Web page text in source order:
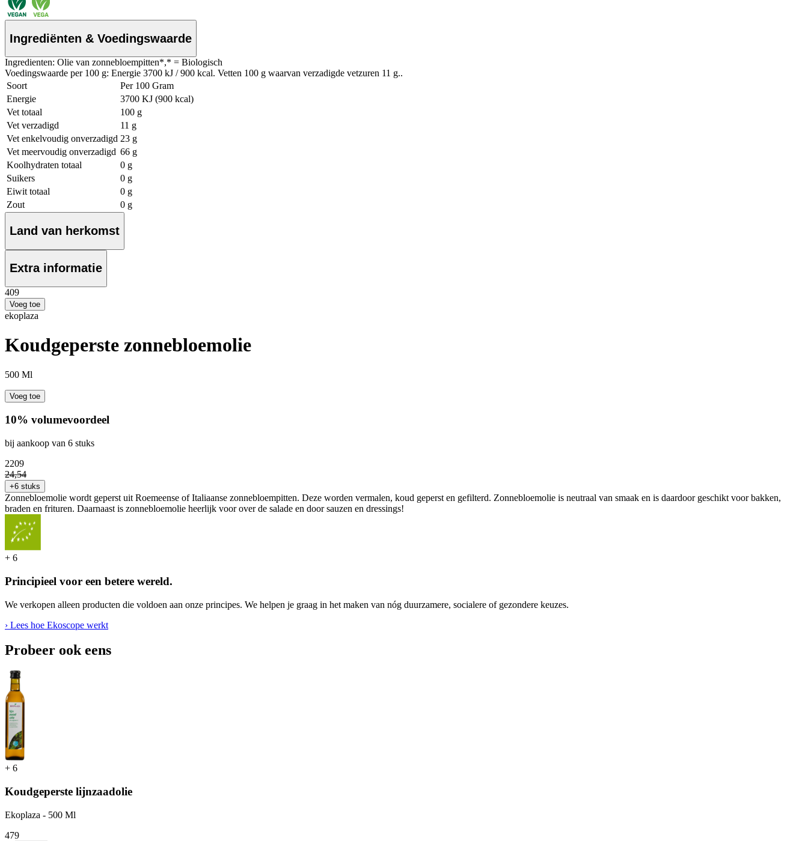
Ingrediënten & Voedingswaarde
Ingredienten: Olie van zonnebloempitten*,* = Biologisch
Voedingswaarde per 100 g: Energie 3700 kJ / 900 kcal. Vetten 100 g waarvan verzadigde vetzuren 11 g..
Soort
Per 100 Gram
Energie
3700 KJ (900 kcal)
Vet totaal
100 g
Vet verzadigd
11 g
Vet enkelvoudig onverzadigd 23 g
Vet meervoudig onverzadigd 66 g
Koolhydraten totaal
0 g
Suikers
0 g
Eiwit totaal
0 g
Zout
0 g
Land van herkomst
Extra informatie
409
Voeg toe
ekoplaza
Koudgeperste zonnebloemolie
500 Ml
Voeg toe
10% volumevoordeel
bij aankoop van 6 stuks
2209
24,54
+6 stuks
Zonnebloemolie wordt geperst uit Roemeense of Italiaanse zonnebloempitten. Deze worden vermalen, koud geperst en gefilterd. Zonnebloemolie is neutraal van smaak en is daardoor geschikt voor bakken,
braden en frituren. Daarnaast is zonnebloemolie heerlijk voor over de salade en door sauzen en dressings!
+ 6
Principieel voor een betere wereld.
We verkopen alleen producten die voldoen aan onze principes. We helpen je graag in het maken van nóg duurzamere, socialere of gezondere keuzes.
› Lees hoe Ekoscope werkt
Probeer ook eens
+ 6
Koudgeperste lijnzaadolie
Ekoplaza - 500 Ml
479